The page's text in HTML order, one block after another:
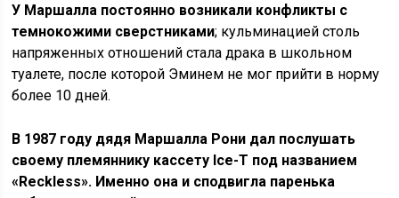
У Маршалла постоянно возникали конфликты с
темнокожими сверстниками; кульминацией столь
напряженных отношений стала драка в школьном
туалете, после которой Эминем не мог прийти в норму
более 10 дней.
В 1987 году дядя Маршалла Рони дал послушать
своему племяннику кассету Ice-T под названием
«Reckless». Именно она и сподвигла паренька